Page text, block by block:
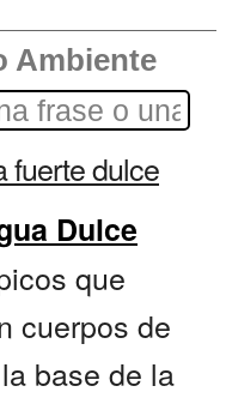
Ambiente
fuerte dulce
Dulce
que
cuerpos de
base de la